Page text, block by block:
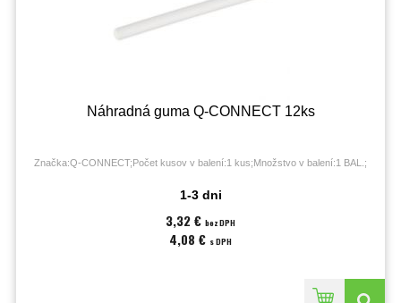
Náhradná guma Q-CONNECT 12ks
Značka:Q-CONNECT;Počet kusov v balení:1 kus;Množstvo v balení:1 BAL.;
1-3 dni
3,32 € bez DPH
4,08 € s DPH